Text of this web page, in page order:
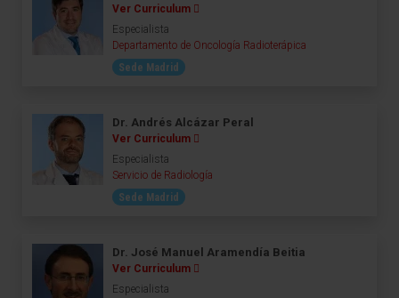
Ver Curriculum
Especialista
Departamento de Oncología Radioterápica
Sede Madrid
Dr. Andrés Alcázar Peral
Ver Curriculum
Especialista
Servicio de Radiología
Sede Madrid
Dr. José Manuel Aramendía Beitia
Ver Curriculum
Especialista